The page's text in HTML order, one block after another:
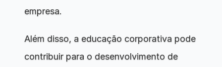
empresa.
Além disso, a educação corporativa pode
contribuir para o desenvolvimento de